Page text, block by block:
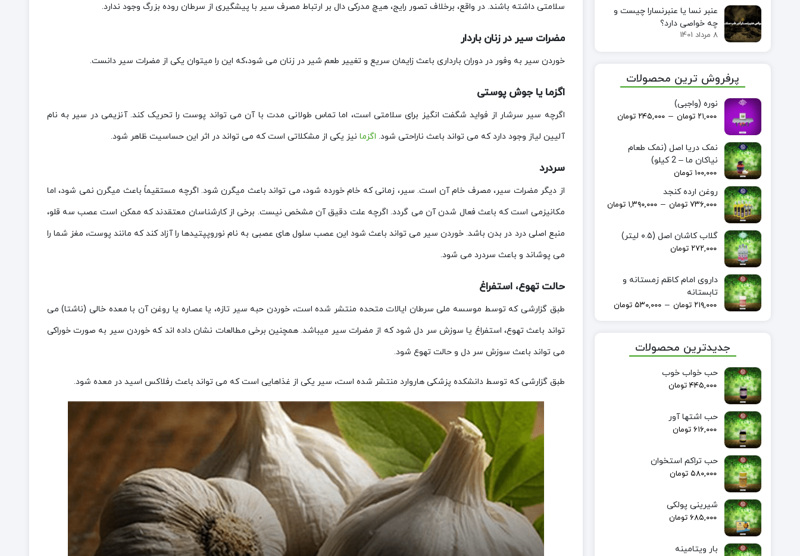
سلامتی داشته باشند. در واقع، برخلاف تصور رایج، هیچ مدرکی دال بر ارتباط مصرف سیر با پیشگیری از سرطان روده بزرگ وجود ندارد.
مضرات سیر در زنان باردار
خوردن سیر به وفور در دوران بارداری باعث زایمان سریع و تغییر طعم شیر در زنان می شود،که این را میتوان یکی از مضرات سیر دانست.
اگزما یا جوش پوستی
اگرچه سیر سرشار از فواید شگفت انگیز برای سلامتی است، اما تماس طولانی مدت با آن می تواند پوست را تحریک کند. آنزیمی در سیر به نام
آلیین لیاز وجود دارد که می تواند باعث ناراحتی شود. اگزما نیز یکی از مشکلاتی است که می تواند در اثر این حساسیت ظاهر شود.
سردرد
از دیگر مضرات سیر، مصرف خام آن است. سیر، زمانی که خام خورده شود، می تواند باعث میگرن شود. اگرچه مستقیماً باعث میگرن نمی شود، اما
مکانیزمی است که باعث فعال شدن آن می گردد. اگرچه علت دقیق آن مشخص نیست. برخی از کارشناسان معتقدند که ممکن است عصب سه قلو،
منبع اصلی درد در بدن باشد. خوردن سیر می تواند باعث شود این عصب سلول های عصبی به نام نوروپپتیدها را آزاد کند که مانند پوست، مغز شما را
می پوشاند و باعث سردرد می شود.
حالت تهوع، استفراغ
طبق گزارشی که توسط موسسه ملی سرطان ایالات متحده منتشر شده است، خوردن حبه سیر تازه، یا عصاره یا روغن آن با معده خالی (ناشتا) می
تواند باعث تهوع، استفراغ یا سوزش سر دل شود که از مضرات سیر میباشد. همچنین برخی مطالعات نشان داده اند که خوردن سیر به صورت خوراکی
می تواند باعث سوزش سر دل و حالت تهوع شود.
طبق گزارشی که توسط دانشکده پزشکی هاروارد منتشر شده است، سیر یکی از غذاهایی است که می تواند باعث رفلاکس اسید در معده شود.
عنبر نسا یا عنبرنسارا چیست و
چه خواصی دارد؟
8 مرداد 1401
پرفروش ترین محصولات
نوره (واجبی)
۲۱,۰۰۰ تومان – ۲۴۵,۰۰۰ تومان
نمک دریا اصل (نمک طعام
نیاکان ما – 2 کیلو)
۱۰۰,۰۰۰ تومان
روغن ارده کنجد
۷۳۶,۰۰۰ تومان – ۱,۳۹۰,۰۰۰ تومان
گلاب کاشان اصل (۰.۵ لیتر)
۲۷۲,۰۰۰ تومان
داروی امام کاظم زمستانه و
تابستانه
۲۱۹,۰۰۰ تومان – ۵۳۰,۰۰۰ تومان
جدیدترین محصولات
حب خواب خوب
۴۴۵,۰۰۰ تومان
حب اشتها آور
۶۱۶,۰۰۰ تومان
حب تراکم استخوان
۵۸۰,۰۰۰ تومان
شیرینی پولکی
۶۸۵,۰۰۰ تومان
بار ویتامینه